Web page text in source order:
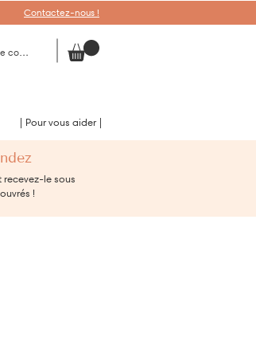
Contactez-nous !
connecter
| Pour vous aider |
le sous
!